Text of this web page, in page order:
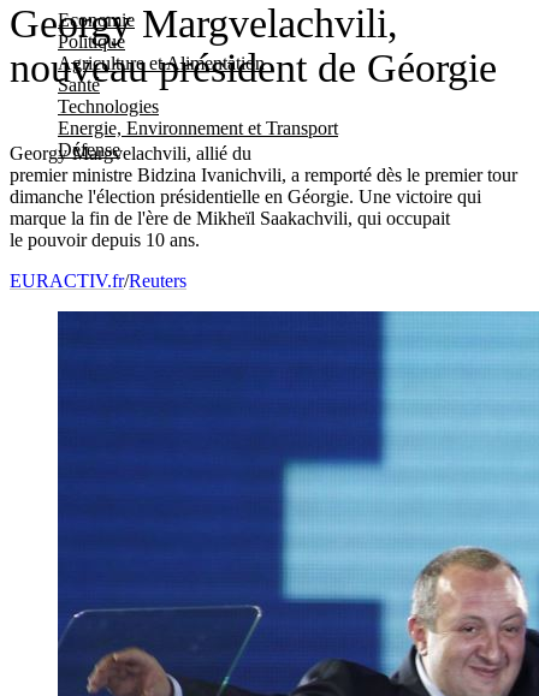
Economie
Politique
Agriculture et Alimentation
Santé
Technologies
Energie, Environnement et Transport
Défense
Georgy Margvelachvili,
nouveau président de Géorgie
Georgy Margvelachvili, allié du
premier ministre Bidzina Ivanichvili, a remporté dès le premier tour
dimanche l'élection présidentielle en Géorgie. Une victoire qui
marque la fin de l'ère de Mikheïl Saakachvili, qui occupait
le pouvoir depuis 10 ans.
EURACTIV.fr/Reuters